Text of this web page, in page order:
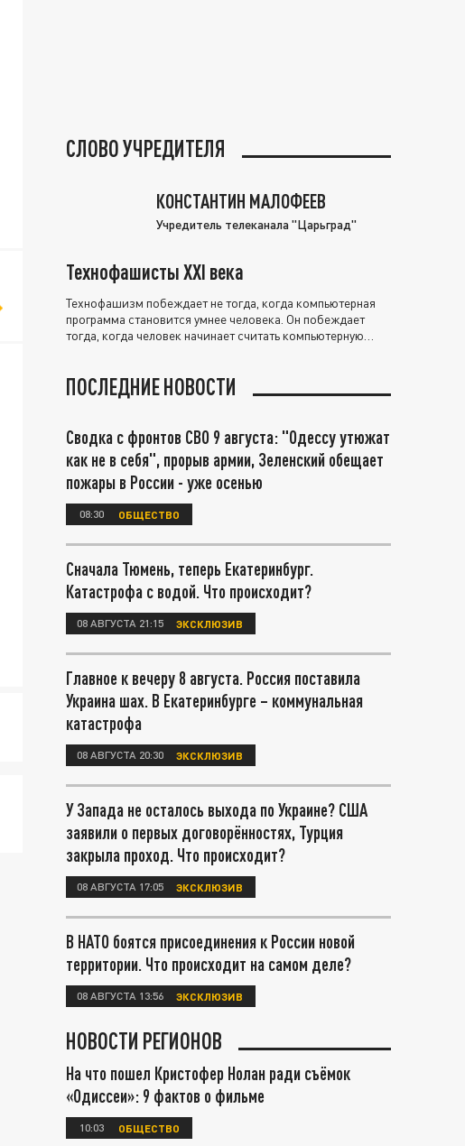
СЛОВО УЧРЕДИТЕЛЯ
КОНСТАНТИН МАЛОФЕЕВ
Учредитель телеканала "Царьград"
Технофашисты XXI века
Технофашизм побеждает не тогда, когда компьютерная
программа становится умнее человека. Он побеждает
тогда, когда человек начинает считать компьютерную
ПОСЛЕДНИЕ НОВОСТИ
Сводка с фронтов СВО 9 августа: "Одессу утюжат
как не в себя", прорыв армии, Зеленский обещает
пожары в России - уже осенью
08:30 ОБЩЕСТВО
Сначала Тюмень, теперь Екатеринбург.
Катастрофа с водой. Что происходит?
08 АВГУСТА 21:15 ЭКСКЛЮЗИВ
Главное к вечеру 8 августа. Россия поставила
Украина шах. В Екатеринбурге – коммунальная
катастрофа
08 АВГУСТА 20:30 ЭКСКЛЮЗИВ
У Запада не осталось выхода по Украине? США
заявили о первых договорённостях, Турция
закрыла проход. Что происходит?
08 АВГУСТА 17:05 ЭКСКЛЮЗИВ
В НАТО боятся присоединения к России новой
территории. Что происходит на самом деле?
08 АВГУСТА 13:56 ЭКСКЛЮЗИВ
НОВОСТИ РЕГИОНОВ
На что пошел Кристофер Нолан ради съёмок
«Одиссеи»: 9 фактов о фильме
10:03 ОБЩЕСТВО